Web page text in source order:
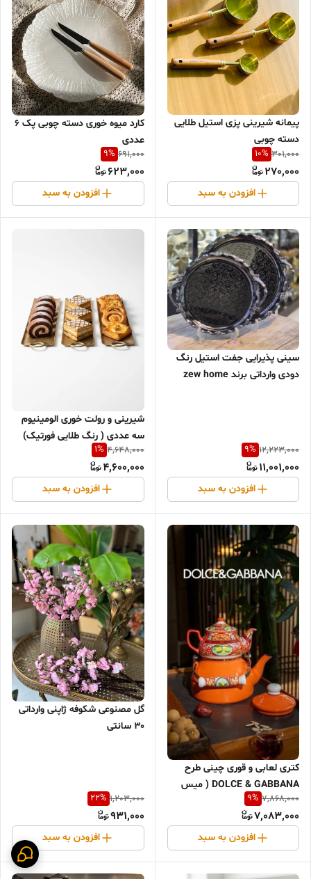
پیمانه شیرینی پزی استیل طلایی
دسته چوبی
301,000
10%
270,000
افزودن به سبد
کارد میوه خوری دسته چوبی پک ۶
عددی
691,000
9%
623,000
افزودن به سبد
سینی پذیرایی جفت استیل رنگ
دودی وارداتی برند zew home
12,223,000
9%
11,001,000
افزودن به سبد
شیرینی و رولت خوری الومینیوم
سه عددی ( رنگ طلایی فورتیک)
4,648,000
1%
4,600,000
افزودن به سبد
کتری لعابی و قوری چینی طرح
DOLCE & GABBANA ( میس
بیوتی)
7,868,000
9%
7,083,000
افزودن به سبد
گل مصنوعی شکوفه ژاپنی وارداتی
۳۰ سانتی
1,203,000
22%
931,000
افزودن به سبد